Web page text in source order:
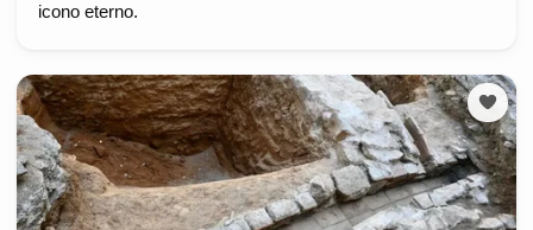
icono eterno.